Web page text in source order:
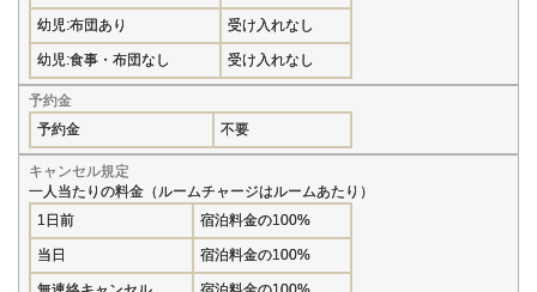
幼児:布団あり 受け入れなし
幼児:食事・布団なし 受け入れなし
予約金
予約金
不要
キャンセル規定
一人当たりの料金（ルームチャージはルームあたり）
1日前
宿泊料金の100%
当日 宿泊料金の100%